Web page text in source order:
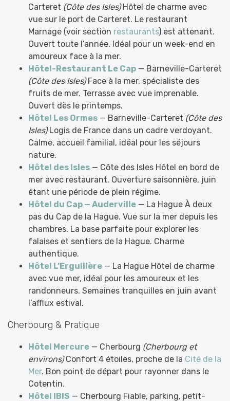
Carteret (Côte des Isles)Hôtel de charme avec
vue sur le port de Carteret. Le restaurant
Marnage (voir section restaurants) est attenant.
Ouvert toute l’année. Idéal pour un week-end en
amoureux face à la mer.
Hôtel-Restaurant Le Cap — Barneville-Carteret
(Côte des Isles)Face à la mer, spécialiste des
fruits de mer. Terrasse avec vue imprenable.
Ouvert dès le printemps.
Hôtel Les Ormes — Barneville-Carteret (Côte des
Isles)Logis de France dans un cadre verdoyant.
Calme, accueil familial, idéal pour les séjours
nature.
Hôtel des Isles — Côte des Isles Hôtel en bord de
mer avec restaurant. Ouverture saisonnière, juin
étant une période de plein régime.
Hôtel du Cap — Auderville — La Hague À deux
pas du Cap de la Hague. Vue sur la mer depuis les
chambres. La base parfaite pour explorer les
falaises et sentiers de la Hague. Charme
authentique.
Hôtel L’Erguillère — La Hague Hôtel de charme
avec vue mer, idéal pour les amoureux et les
randonneurs. Semaines tranquilles en juin avant
l’afflux estival.
Cherbourg & Pratique
Hôtel Mercure — Cherbourg (Cherbourg et
environs)Confort 4 étoiles, proche de la Cité de la
Mer. Bon point de départ pour rayonner dans le
Cotentin.
Hôtel IBIS — Cherbourg Fiable, parking, petit-